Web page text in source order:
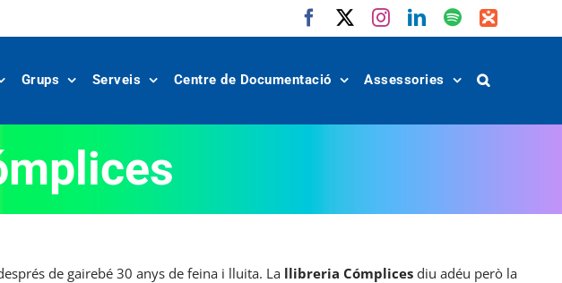
FacebookInstagram
LinkedIn
Spotify
IVoox
Grups Serveis Centre de Documentació Assessories
de gairebé 30 anys de feina i lluita. La llibreria Cómplices diu adéu però la